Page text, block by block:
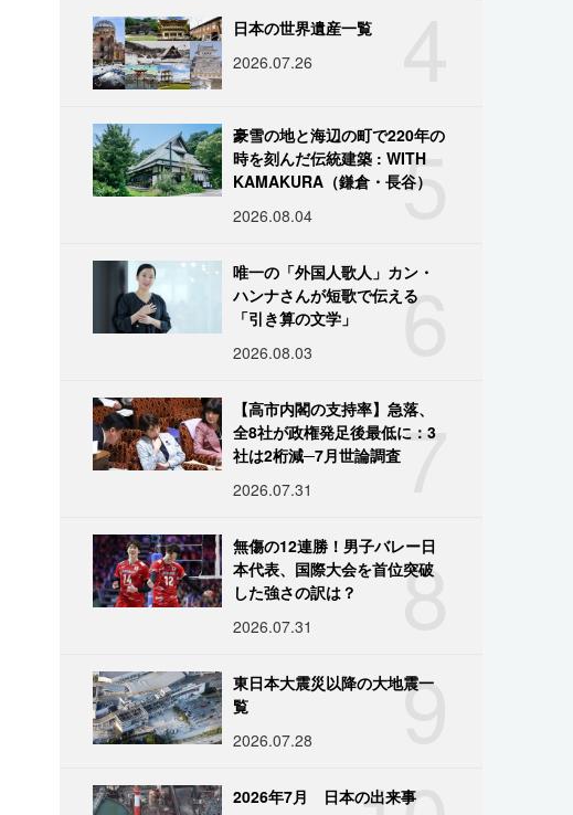
日本の世界遺産一覧
2026.07.26
5
豪雪の地と海辺の町で220年の
時を刻んだ伝統建築 : WITH
KAMAKURA（鎌倉・長谷）
2026.08.04
6
唯一の「外国人歌人」カン・
ハンナさんが短歌で伝える
「引き算の文学」
2026.08.03
7
【高市内閣の支持率】急落、
全8社が政権発足後最低に：3
社は2桁減─7月世論調査
2026.07.31
8
無傷の12連勝！男子バレー日
本代表、国際大会を首位突破
した強さの訳は？
2026.07.31
9
東日本大震災以降の大地震一
覧
2026.07.28
2026年7月 日本の出来事